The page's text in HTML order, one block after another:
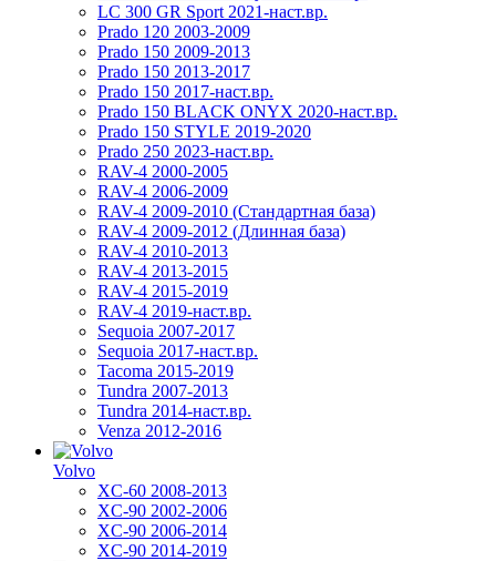
LC 300 GR Sport 2021-наст.вр.
Prado 120 2003-2009
Prado 150 2009-2013
Prado 150 2013-2017
Prado 150 2017-наст.вр.
Prado 150 BLACK ONYX 2020-наст.вр.
Prado 150 STYLE 2019-2020
Prado 250 2023-наст.вр.
RAV-4 2000-2005
RAV-4 2006-2009
RAV-4 2009-2010 (Стандартная база)
RAV-4 2009-2012 (Длинная база)
RAV-4 2010-2013
RAV-4 2013-2015
RAV-4 2015-2019
RAV-4 2019-наст.вр.
Sequoia 2007-2017
Sequoia 2017-наст.вр.
Tacoma 2015-2019
Tundra 2007-2013
Tundra 2014-наст.вр.
Venza 2012-2016
Volvo
XC-60 2008-2013
XC-90 2002-2006
XC-90 2006-2014
XC-90 2014-2019